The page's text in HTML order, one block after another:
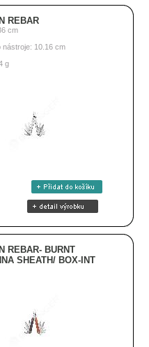
REBAR
cm
nástroje: 10.16 cm
g
REBAR- BURNT
SHEATH/ BOX-INT